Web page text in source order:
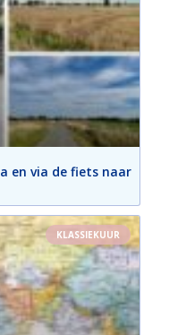
en via de fiets naar
KLASSIEKUUR